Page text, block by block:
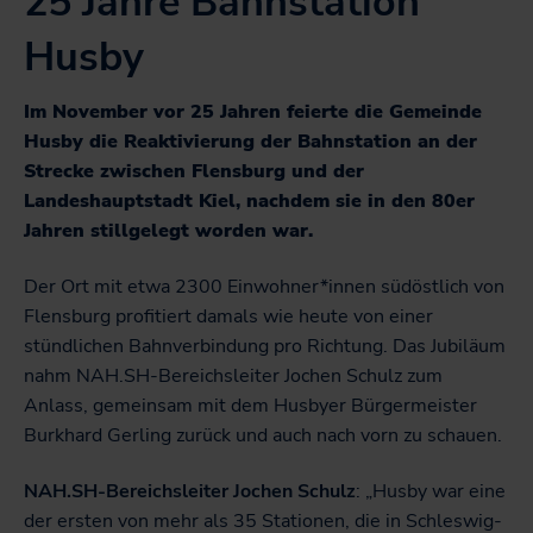
Husby
Im November vor 25 Jahren feierte die Gemeinde
Husby die Reaktivierung der Bahnstation an der
Strecke zwischen Flensburg und der
Landeshauptstadt Kiel, nachdem sie in den 80er
Jahren stillgelegt worden war.
Der Ort mit etwa 2300 Einwohner*innen südöstlich von
Flensburg profitiert damals wie heute von einer
stündlichen Bahnverbindung pro Richtung. Das Jubiläum
nahm NAH.SH-Bereichsleiter Jochen Schulz zum
Anlass, gemeinsam mit dem Husbyer Bürgermeister
Burkhard Gerling zurück und auch nach vorn zu schauen.
NAH.SH-Bereichsleiter Jochen Schulz: „Husby war eine
der ersten von mehr als 35 Stationen, die in Schleswig-